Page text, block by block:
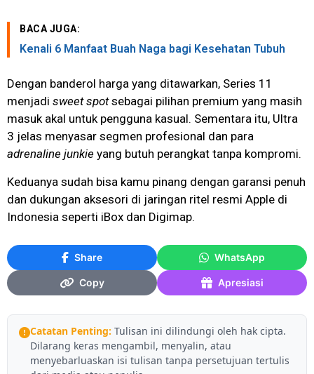
BACA JUGA:
Kenali 6 Manfaat Buah Naga bagi Kesehatan Tubuh
Dengan banderol harga yang ditawarkan, Series 11
menjadi sweet spotsebagai pilihan premium yang masih
masuk akal untuk pengguna kasual. Sementara itu, Ultra
3 jelas menyasar segmen profesional dan para
adrenaline junkie yang butuh perangkat tanpa kompromi.
Keduanya sudah bisa kamu pinang dengan garansi penuh
dan dukungan aksesori di jaringan ritel resmi Apple di
Indonesia seperti iBox dan Digimap.
Share WhatsApp
Copy Apresiasi
Catatan Penting: Tulisan ini dilindungi oleh hak cipta.
Dilarang keras mengambil, menyalin, atau
menyebarluaskan isi tulisan tanpa persetujuan tertulis